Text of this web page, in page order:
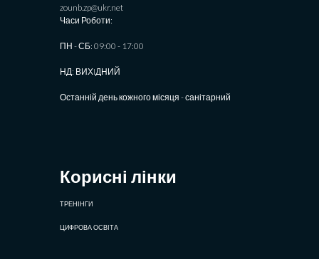
zounb.zp@ukr.net
Часи Роботи:
ПН - СБ: 09:00 - 17:00
НД: ВИХIДНИЙ
Останній день кожного місяця - санітарний
Корисні лінки
ТРЕНІНГИ
ЦИФРОВА ОСВІТА